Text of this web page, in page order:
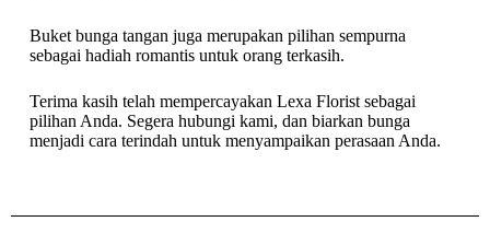
Buket bunga tangan juga merupakan pilihan sempurna
sebagai hadiah romantis untuk orang terkasih.
Terima kasih telah mempercayakan Lexa Florist sebagai
pilihan Anda. Segera hubungi kami, dan biarkan bunga
menjadi cara terindah untuk menyampaikan perasaan Anda.